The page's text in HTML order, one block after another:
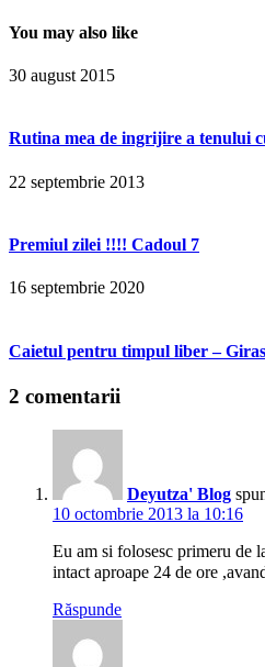
You may also like
30 august 2015
Rutina mea de ingrijire a tenului
22 septembrie 2013
Premiul zilei !!!! Cadoul 7
16 septembrie 2020
Caietul pentru timpul liber –
2 comentarii
Deyutza' Blog
10 octombrie 2013 la 10:16
Eu am si folosesc primeru de
intact aproape 24 de ore
Răspunde